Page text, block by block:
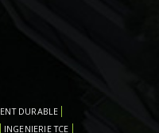
DURABLE
INGENIERIE TCE